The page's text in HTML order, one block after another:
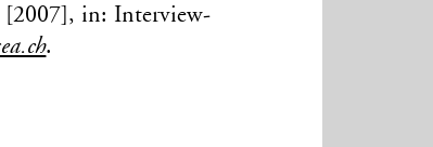
[2007], in: Interview-
.